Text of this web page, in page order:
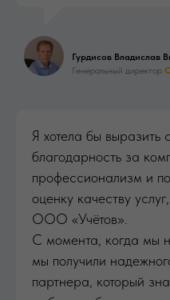
Гурдисов Владислав
Генеральный директор
Я хотела бы
благодарность за
профессионализм и
оценку качеству
ООО «Учётов».
С момента, когда мы
мы получили
партнера, который